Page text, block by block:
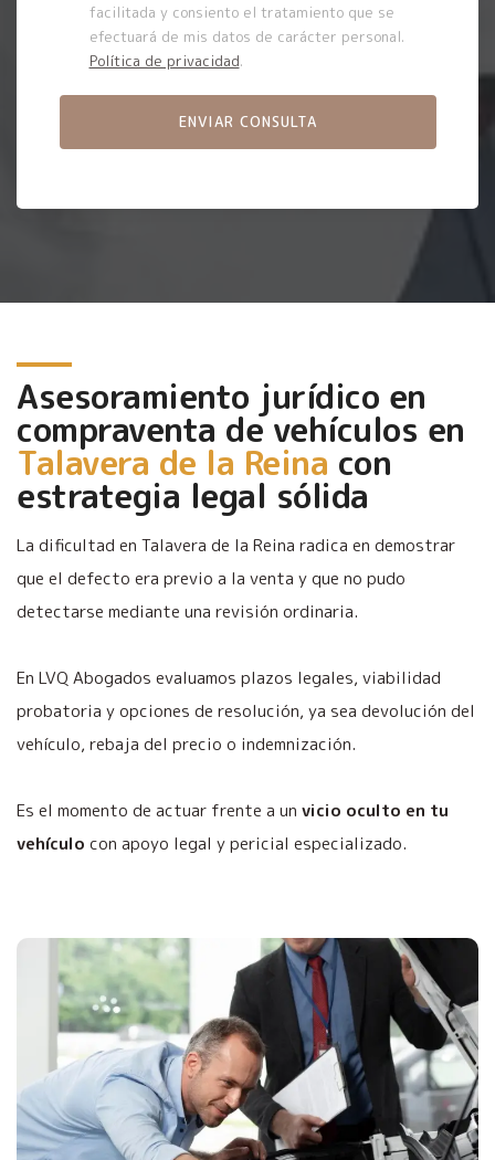
facilitada y consiento el tratamiento que se
efectuará de mis datos de carácter personal.
Política de privacidad.
Asesoramiento jurídico en
compraventa de vehículos en
Talavera de la Reina con
estrategia legal sólida
La dificultad en Talavera de la Reina radica en demostrar
que el defecto era previo a la venta y que no pudo
detectarse mediante una revisión ordinaria.
En LVQ Abogados evaluamos plazos legales, viabilidad
probatoria y opciones de resolución, ya sea devolución del
vehículo, rebaja del precio o indemnización.
Es el momento de actuar frente a un vicio oculto en tu
vehículo con apoyo legal y pericial especializado.